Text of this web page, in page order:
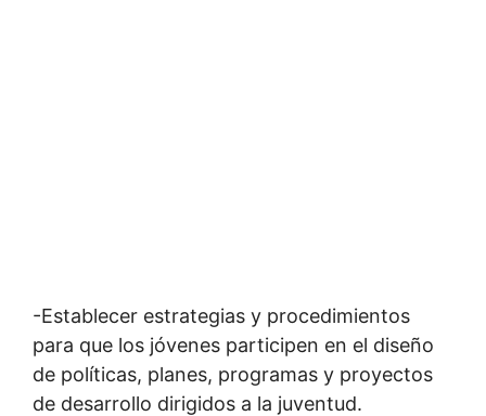
-Establecer estrategias y procedimientos
para que los jóvenes participen en el diseño
de políticas, planes, programas y proyectos
de desarrollo dirigidos a la juventud.